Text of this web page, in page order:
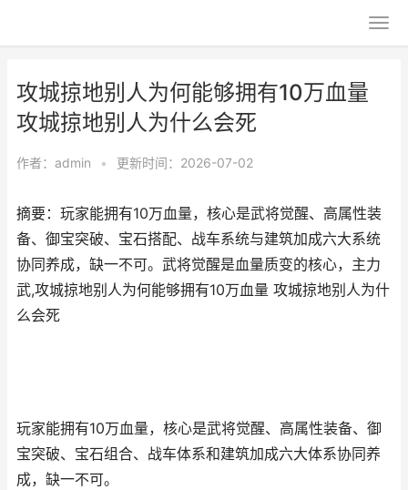
攻城掠地别人为何能够拥有10万血量
攻城掠地别人为什么会死
作者： admin • 更新时间：2026-07-02
摘要：玩家能拥有10万血量，核心是武将觉醒、高属性装
备、御宝突破、宝石搭配、战车系统与建筑加成六大系统
协同养成，缺一不可。武将觉醒是血量质变的核心，主力
武,攻城掠地别人为何能够拥有10万血量 攻城掠地别人为什
么会死
玩家能拥有10万血量，核心是武将觉醒、高属性装备、御
宝突破、宝石组合、战车体系和建筑加成六大体系协同养
成，缺一不可。